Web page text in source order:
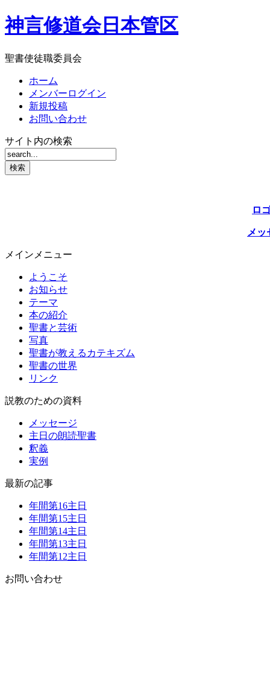
神言修道会日本管区
聖書使徒職委員会
ホーム
メンバーログイン
新規投稿
お問い合わせ
サイト内の検索
ロ
メッ
メインメニュー
ようこそ
お知らせ
テーマ
本の紹介
聖書と芸術
写真
聖書が教えるカテキズム
聖書の世界
リンク
説教のための資料
メッセージ
主日の朗読聖書
釈義
実例
最新の記事
年間第16主日
年間第15主日
年間第14主日
年間第13主日
年間第12主日
お問い合わせ